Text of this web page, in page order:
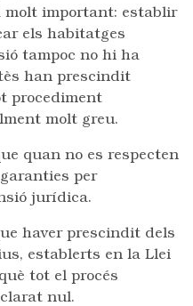
important: establir
els habitatges
tampoc no hi ha
han prescindit
procediment
molt greu.
quan no es respecten
per
jurídica.
haver prescindit dels
establerts en la Llei
tot el procés
nul.